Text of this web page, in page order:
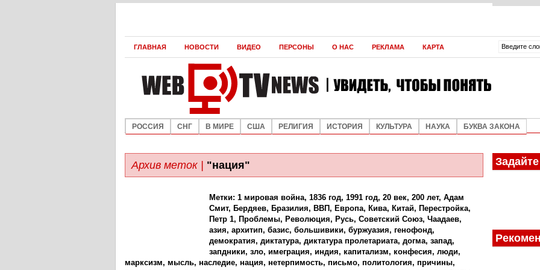
ЮРИЙ ШУШКЕВИЧ
О
ЮРИЙ ШУШКЕВИЧ
В
ЮРИЙ ШУШКЕВИЧ
ЮРИЙ ШУШКЕВИЧ
ЮРИЙ ШУШКЕВИЧ
ЮРИЙ ШУШКЕВИЧ
ЮРИЙ ШУШКЕВИЧ
АНДРЕЙ МАРЧУКОВ
ОРДЕН
МЯТЕЖ
ВЛАДИМИР ЯКУНИН
НОВЫЕ
НАТАЛИЯ
ЮРИЙ ШУШКЕВИЧ
РОССИИ
ЮРИЙ ШУШКЕВИЧ
АНДРЕЙ МАРЧУКОВ
КАК
АЛЕКСЕЙ КИВА
АЛЕКСЕЙ КИВА
СТРАНЕ
АЛЕКСЕЙ КИВА
В ЧЁМ
ЛЕВ
АЛЕКСЕЙ КИВА
ДЭН
АЛЕКСЕЙ КИВА
ПЛОХОЕ
ГЛАВНАЯ НОВОСТИ ВИДЕО ПЕРСОНЫ О НАС РЕКЛАМА КАРТА
РОССИЯ СНГ В МИРЕ США РЕЛИГИЯ ИСТОРИЯ КУЛЬТУРА НАУКА БУКВА ЗАКОНА
Архив меток | "нация"
Метки: 1 мировая война, 1836 год, 1991 год, 20 век, 200 лет, Адам
Смит, Бердяев, Бразилия, ВВП, Европа, Кива, Китай, Перестройка,
Петр 1, Проблемы, Революция, Русь, Советский Союз, Чаадаев,
азия, архитип, базис, большивики, буржуазия, генофонд,
демократия, диктатура, диктатура пролетариата, догма, запад,
запдники, зло, имеграция, индия, капитализм, конфесия, люди,
марксизм, мысль, наследие, нация, нетерпимость, письмо, политология, причины,